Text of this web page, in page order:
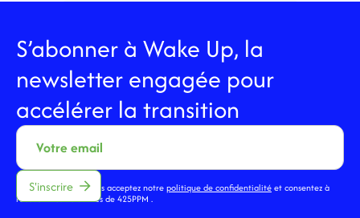
S’abonner à Wake Up, la
newsletter engagée pour
accélérer la transition
En vous inscrivant, vous acceptez notrepolitique de confidentialitéet consentez à
recevoir des actualités de 425PPM .